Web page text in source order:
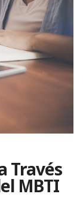
Través
MBTI